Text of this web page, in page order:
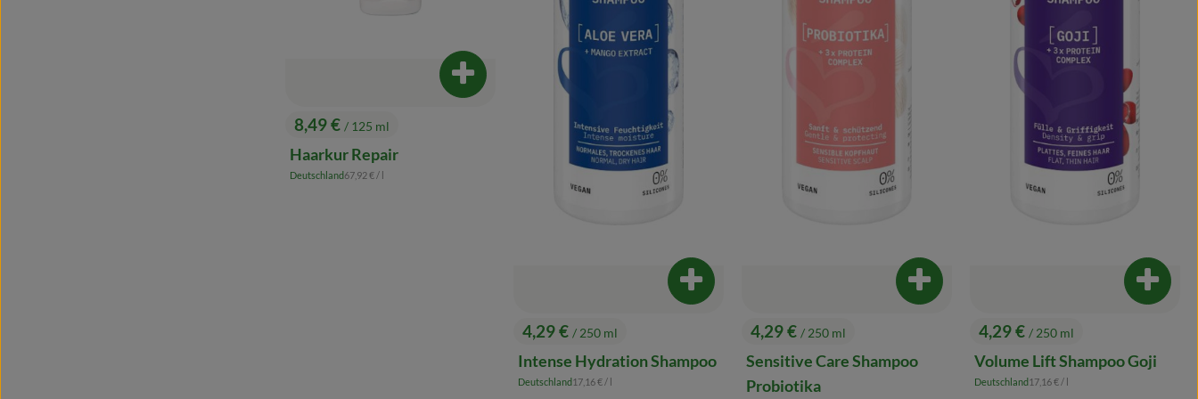
, Preis:
8,49 € / 125 ml
Haarkur Repair
, Herkunft:
Deutschland, Referenzpreis:
67,92 €/ l
Produkt zum Warenkorb hinzufügen
, Preis:
4,29 € / 250 ml
Intense Hydration Shampoo
, Herkunft:
Deutschland, Referenzpreis:
17,16 €/ l
Produkt zum Warenkorb hinzufügen
, Preis:
4,29 € / 250 ml
Sensitive Care Shampoo
Probiotika
Produkt zum Warenkorb hinzufügen
, Preis:
4,29 € / 250 ml
Volume Lift Shampoo Goji
, Herkunft:
Deutschland, Referenzpreis:
17,16 €/ l